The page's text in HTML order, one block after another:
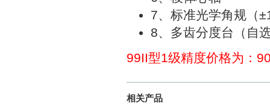
7、标准光学角
8、多齿分度台（自
99II型1级精度价格为：
相关产品